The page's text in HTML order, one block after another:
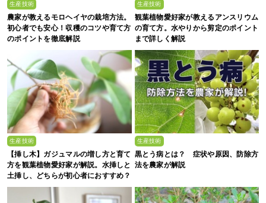
生産技術
農家が教えるモロヘイヤの栽培方法。
初心者でも安心！収穫のコツや育て方
のポイントを徹底解説
生産技術
観葉植物愛好家が教えるアンスリウム
の育て方。水やりから剪定のポイント
まで詳しく解説
生産技術
【挿し木】ガジュマルの増し方と育て
方を観葉植物愛好家が解説。水挿しと
土挿し、どちらが初心者におすすめ？
生産技術
黒とう病とは？ 症状や原因、防除方
法を農家が解説